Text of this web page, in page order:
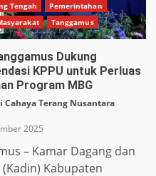
Tengah
Pemerintahan
Tanggamus
Dukung
KPPU untuk Perluas
Program MBG
2025
– Kamar Dagang dan
Kabupaten